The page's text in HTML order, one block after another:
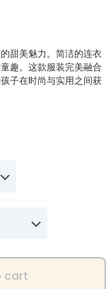
甜美魅力。简洁的连衣
趣。这款服装完美融合
子在时尚与实用之间获
cart